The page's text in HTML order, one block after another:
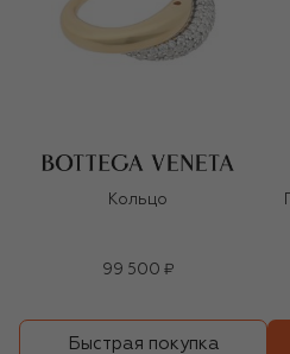
Кольцо
99 500 ₽
Быстрая покупка